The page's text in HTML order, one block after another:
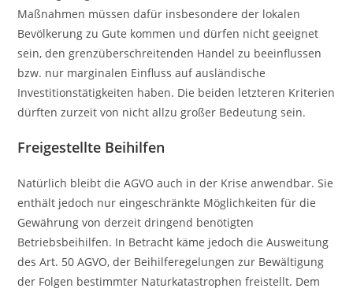
Maßnahmen müssen dafür insbesondere der lokalen
Bevölkerung zu Gute kommen und dürfen nicht geeignet
sein, den grenzüberschreitenden Handel zu beeinflussen
bzw. nur marginalen Einfluss auf ausländische
Investitionstätigkeiten haben. Die beiden letzteren Kriterien
dürften zurzeit von nicht allzu großer Bedeutung sein.
Freigestellte Beihilfen
Natürlich bleibt die AGVO auch in der Krise anwendbar. Sie
enthält jedoch nur eingeschränkte Möglichkeiten für die
Gewährung von derzeit dringend benötigten
Betriebsbeihilfen. In Betracht käme jedoch die Ausweitung
des Art. 50 AGVO, der Beihilferegelungen zur Bewältigung
der Folgen bestimmter Naturkatastrophen freistellt. Dem